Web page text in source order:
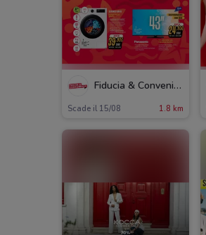
Fiducia & Convenienza
Scade il 15/08 1.8 km